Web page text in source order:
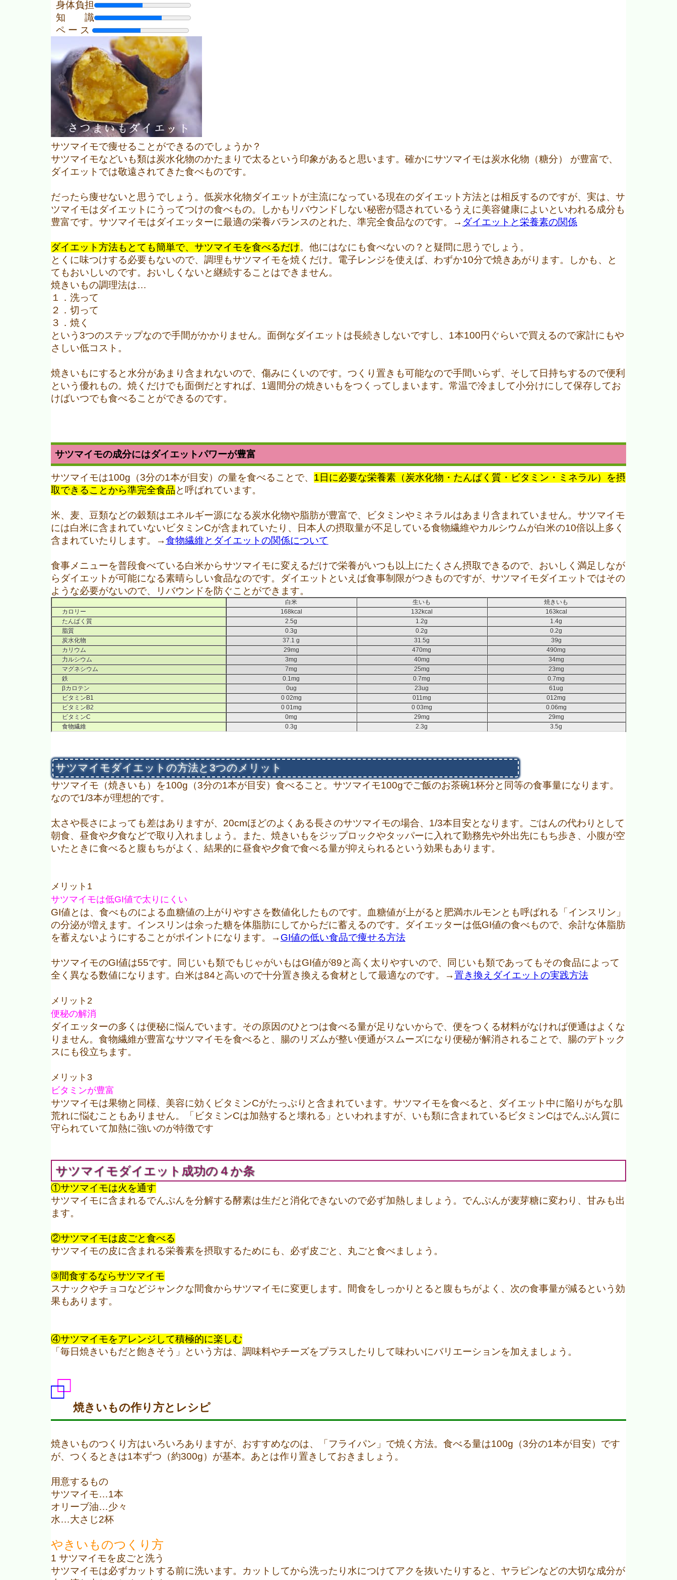
身体負担
知 識
ペ ー ス
サツマイモで痩せることができるのでしょうか？
サツマイモなどいも類は炭水化物のかたまりで太るという印象があると思います。確かにサツマイモは炭水化物（糖分） が豊富で、
ダイエットでは敬遠されてきた食べものです。
だったら痩せないと思うでしょう。低炭水化物ダイエットが主流になっている現在のダイエット方法とは相反するのですが、実は、サ
ツマイモはダイエットにうってつけの食べもの。しかもリバウンドしない秘密が隠されているうえに美容健康によいといわれる成分も
豊富です。サツマイモはダイエッターに最適の栄養バランスのとれた、準完全食品なのです。→ ダイエットと栄養素の関係
ダイエット方法もとても簡単で、サツマイモを食べるだけ。他にはなにも食べないの？と疑問に思うでしょう。
とくに味つけする必要もないので、調理もサツマイモを焼くだけ。電子レンジを使えば、わずか10分で焼きあがります。しかも、と
てもおいしいのです。おいしくないと継続することはできません。
焼きいもの調理法は…
１．洗って
２．切って
３．焼く
という3つのステップなので手間がかかりません。面倒なダイエットは長続きしないですし、1本100円ぐらいで買えるので家計にもや
さしい低コスト。
焼きいもにすると水分があまり含まれないので、傷みにくいのです。つくり置きも可能なので手間いらず、そして日持ちするので便利
という優れもの。焼くだけでも面倒だとすれば、1週間分の焼きいもをつくってしまいます。常温で冷まして小分けにして保存してお
けばいつでも食べることができるのです。
サツマイモの成分にはダイエットパワーが豊富
サツマイモは100g（3分の1本が目安）の量を食べることで、 1日に必要な栄養素（炭水化物・たんぱく質・ビタミン・ミネラル）を摂
取できることから準完全食品と呼ばれています。
米、麦、豆類などの穀類はエネルギー源になる炭水化物や脂肪が豊富で、ビタミンやミネラルはあまり含まれていません。サツマイモ
には白米に含まれていないビタミンCが含まれていたり、日本人の摂取量が不足している食物繊維やカルシウムが白米の10倍以上多く
含まれていたりします。→食物繊維とダイエットの関係について
食事メニューを普段食べている白米からサツマイモに変えるだけで栄養がいつも以上にたくさん摂取できるので、おいしく満足しなが
らダイエットが可能になる素晴らしい食品なのです。ダイエットといえば食事制限がつきものですが、サツマイモダイエットではその
ような必要がないので、リバウンドを防ぐことができます。
白米 生いも
焼きいも
カロリー
168kcal 132kcal
163kcal
たんぱく質
2.5g 1.2g
1.4g
脂質
0.3g 0.2g
0.2g
炭水化物
37.1 g 31.5g
39g
カリウム
29mg 470mg
490mg
力ルシウム
3mg 40mg
34mg
マグネシウム
7mg 25mg
23mg
鉄
0.1mg 0.7mg
0.7mg
βカロテン
0ug 23ug
61ug
ビタミンB1
0 02mg 011mg
012mg
ビタミンB2
0 01mg 0 03mg
0.06mg
ビタミンC
0mg 29mg
29mg
食物繊維
0.3g 2.3g 3.5g
サツマイモダイエットの方法と3つのメリット
サツマイモ（焼きいも）を100g（3分の1本が目安）食べること。サツマイモ100gでご飯のお茶碗1杯分と同等の食事量になります。
なので1/3本が理想的です。
太さや長さによっても差はありますが、20cmほどのよくある長さのサツマイモの場合、1/3本目安となります。ごはんの代わりとして
朝食、昼食や夕食などで取り入れましょう。また、焼きいもをジップロックやタッパーに入れて勤務先や外出先にもち歩き、小腹が空
いたときに食べると腹もちがよく、結果的に昼食や夕食で食べる量が抑えられるという効果もあります。
メリット1
サツマイモは低GI値で太りにくい
GI値とは、食べものによる血糖値の上がりやすさを数値化したものです。血糖値が上がると肥満ホルモンとも呼ばれる「インスリン」
の分泌が増えます。インスリンは余った糖を体脂肪にしてからだに蓄えるのです。ダイエッターは低GI値の食べもので、余計な体脂肪
を蓄えないようにすることがポイントになります。→ GI値の低い食品で痩せる方法
サツマイモのGI値は55です。同じいも類でもじゃがいもはGI値が89と高く太りやすいので、同じいも類であってもその食品によって
全く異なる数値になります。白米は84と高いので十分置き換える食材として最適なのです。→置き換えダイエットの実践方法
メリット2
便秘の解消
ダイエッターの多くは便秘に悩んでいます。その原因のひとつは食べる量が足りないからで、便をつくる材料がなければ便通はよくな
りません。食物繊維が豊富なサツマイモを食べると、腸のリズムが整い便通がスムーズになり便秘が解消されることで、腸のデトック
スにも役立ちます。
メリット3
ビタミンが豊富
サツマイモは果物と同様、美容に効くビタミンCがたっぷりと含まれています。サツマイモを食べると、ダイエット中に陥りがちな肌
荒れに悩むこともありません。「ビタミンCは加熱すると壊れる」といわれますが、いも類に含まれているビタミンCはでんぷん質に
守られていて加熱に強いのが特徴です
サツマイモダイエット成功の４か条
①サツマイモは火を通す
サツマイモに含まれるでんぷんを分解する酵素は生だと消化できないので必ず加熱しましょう。でんぷんが麦芽糖に変わり、甘みも出
ます。
②サツマイモは皮ごと食べる
サツマイモの皮に含まれる栄養素を摂取するためにも、必ず皮ごと、丸ごと食べましょう。
③間食するならサツマイモ
スナックやチョコなどジャンクな間食からサツマイモに変更します。間食をしっかりとると腹もちがよく、次の食事量が減るという効
果もあります。
④サツマイモをアレンジして積極的に楽しむ
「毎日焼きいもだと飽きそう」という方は、調味料やチーズをプラスしたりして味わいにバリエーションを加えましょう。
焼きいもの作り方とレシピ
焼きいものつくり方はいろいろありますが、おすすめなのは、「フライパン」で焼く方法。食べる量は100g（3分の1本が目安）です
が、つくるときは1本ずつ（約300g）が基本。あとは作り置きしておきましょう。
用意するもの
サツマイモ…1本
オリーブ油…少々
水…大さじ2杯
やきいものつくり方
1 サツマイモを皮ごと洗う
サツマイモは必ずカットする前に洗います。カットしてから洗ったり水につけてアクを抜いたりすると、ヤラピンなどの大切な成分が